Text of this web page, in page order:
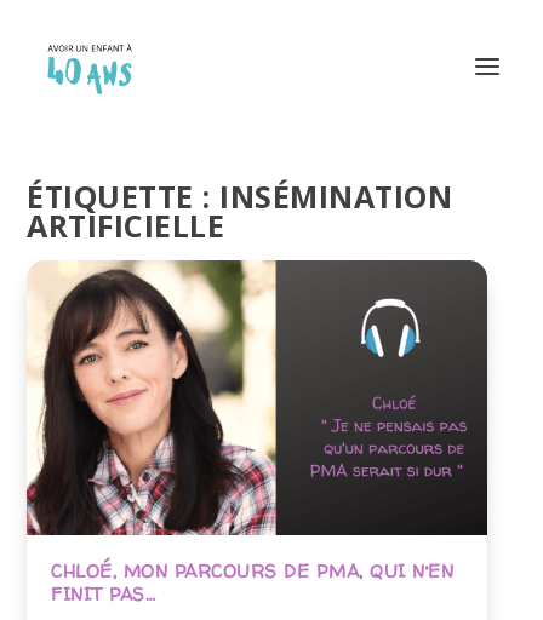
ÉTIQUETTE : INSÉMINATION
ARTIFICIELLE
CHLOÉ, MON PARCOURS DE PMA, QUI N’EN
FINIT PAS…